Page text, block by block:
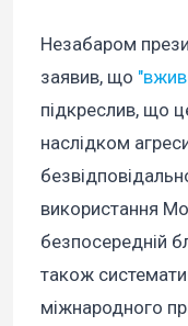
Незабаром
заявив, що
підкреслив, що
наслідком
використання
безпосередній
також
міжнародного